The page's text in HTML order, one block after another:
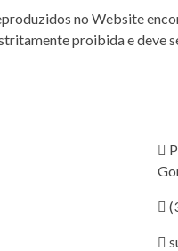
no Website
proibida e